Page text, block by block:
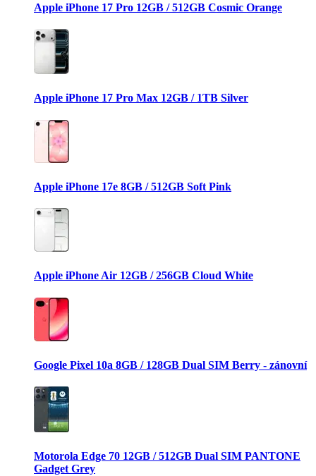
Apple iPhone 17 Pro 12GB / 512GB Cosmic Orange
Apple iPhone 17 Pro Max 12GB / 1TB Silver
Apple iPhone 17e 8GB / 512GB Soft Pink
Apple iPhone Air 12GB / 256GB Cloud White
Google Pixel 10a 8GB / 128GB Dual SIM Berry - zánovní
Motorola Edge 70 12GB / 512GB Dual SIM PANTONE
Gadget Grey